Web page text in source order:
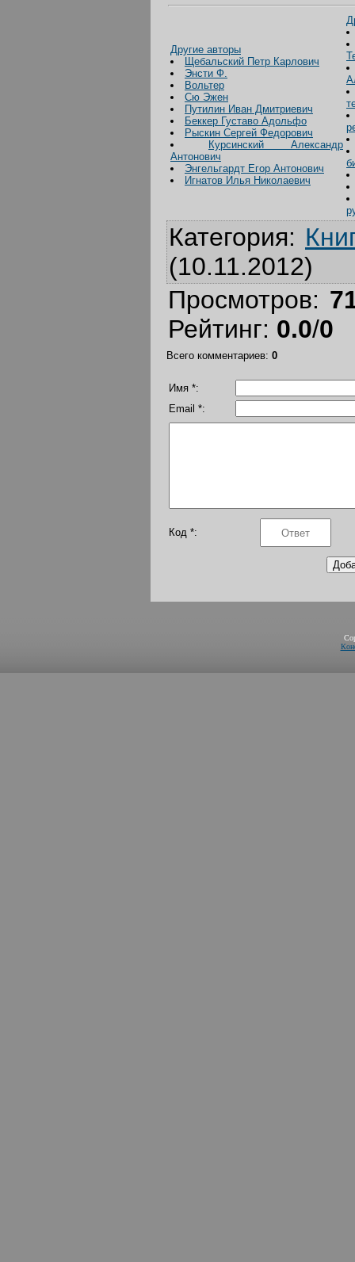
Другие авторы
Щебальский Петр Карлович
Энсти Ф.
Вольтер
Сю Эжен
Путилин Иван Дмитриевич
Беккер Густаво Адольфо
Рыскин Сергей Федорович
Курсинский Александр
Антонович
Энгельгардт Егор Антонович
Игнатов Илья Николаевич
Категория:
(10.11.2012)
Просмотров:
Рейтинг: 0.0/0
Всего комментариев: 0
Имя *:
Email *:
Код *: